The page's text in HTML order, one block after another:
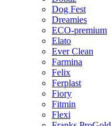
Dog Fest
Dreamies
ECO-premium
Elato
Ever Clean
Farmina
Felix
Ferplast
Fiory
Fitmin
Flexi